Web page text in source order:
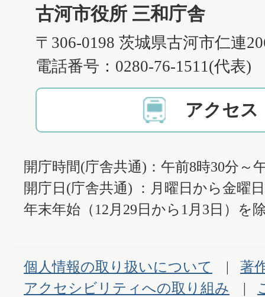
古河市役所 三和庁舎
〒306-0198 茨城県古河市仁連
電話番号：0280-76-1511(代表)
アクセス
開庁時間(庁舎共通)：午前8時30分～
開庁日(庁舎共通) ：月曜日から金曜
年末年始（12月29日から1月3日）を
個人情報の取り扱いについて
著
アクセシビリティへの取り組み